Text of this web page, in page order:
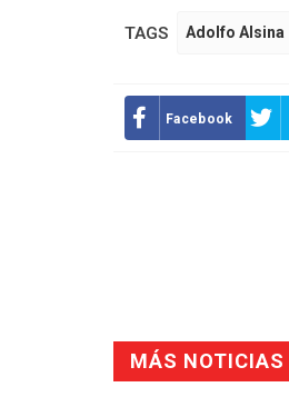
TAGS Adolfo Alsina
Facebook
MÁS NOTICIAS